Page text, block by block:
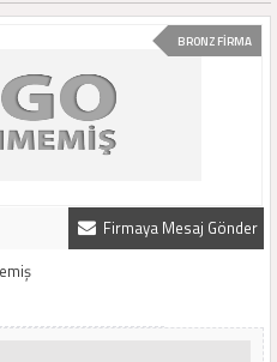
BRONZ FİRMA
Firmaya Mesaj Gönder